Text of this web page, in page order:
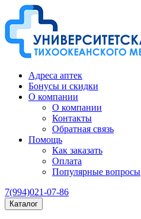
Адреса аптек
Бонусы и скидки
О компании
О компании
Контакты
Обратная связь
Помощь
Как заказать
Оплата
Популярные вопросы
7(994)021-07-86
Каталог